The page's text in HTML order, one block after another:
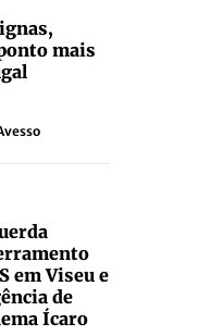
mais
em Viseu e
de
Ícaro